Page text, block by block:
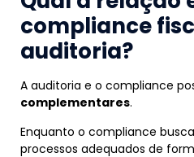
compliance
auditoria?
A auditoria e o compliance
complementares.
Enquanto o compliance
processos adequados de